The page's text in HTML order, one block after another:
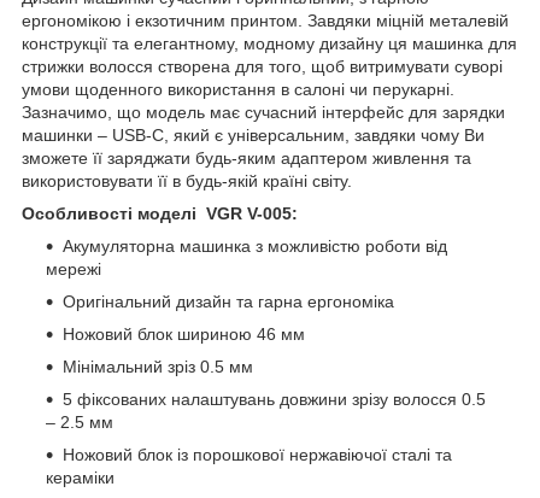
ергономікою і екзотичним принтом. Завдяки міцній металевій
конструкції та елегантному, модному дизайну ця машинка для
стрижки волосся створена для того, щоб витримувати суворі
умови щоденного використання в салоні чи перукарні.
Зазначимо, що модель має сучасний інтерфейс для зарядки
машинки – USB-C, який є універсальним, завдяки чому Ви
зможете її заряджати будь-яким адаптером живлення та
використовувати її в будь-якій країні світу.
Особливості моделі VGR V-005:
Акумуляторна машинка з можливістю роботи від
мережі
Оригінальний дизайн та гарна ергономіка
Ножовий блок шириною 46 мм
Мінімальний зріз 0.5 мм
5 фіксованих налаштувань довжини зрізу волосся 0.5
– 2.5 мм
Ножовий блок із порошкової нержавіючої сталі та
кераміки